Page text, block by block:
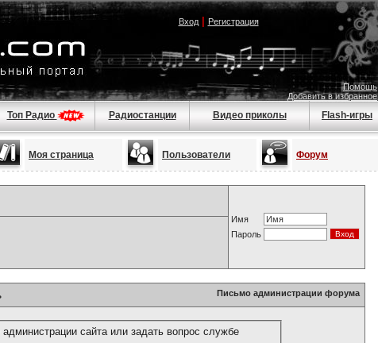
Вход| Регистрация
Помощь
Добавить в избранное
Топ Радио Радиостанции Видео приколы Flash-игры
Моя страница Пользователи Форум
Имя
Пароль
Письмо администрации форума
сайта или задать вопрос службе